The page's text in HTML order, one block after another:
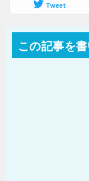
Tweet
この記事を